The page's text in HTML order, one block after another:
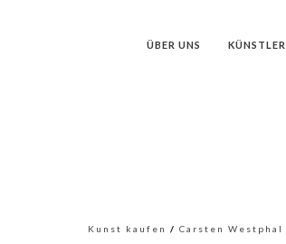
ÜBER UNS KÜNSTLER
Kunst kaufen / Carsten Westphal